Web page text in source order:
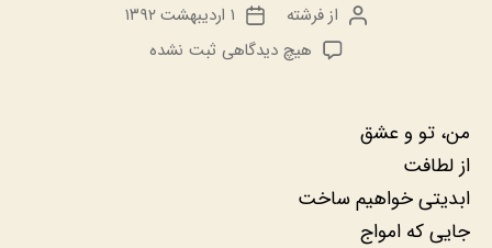
نویسنده
نوشته
ازفرشته
تاریخ
نوشته
۱ اردیبهشت ۱۳۹۲
هیچ دیدگاهی برای
ثبت نشده
من، تو و عشق
از لطافت
ابدیتی خواهیم ساخت
جایی که امواج